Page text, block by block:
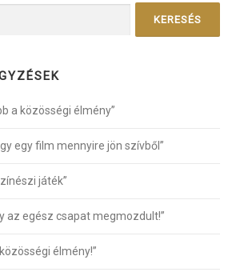
a közösségi élmény”
egy film mennyire jön szívből”
játék”
az egész csapat megmozdult!”
élmény!”